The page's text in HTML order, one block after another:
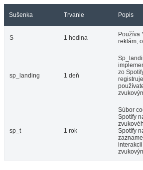
Sušenka Trvanie Popis
S 1 hodina
Používa
reklám,
sp_landing 1 deň
zo
sp_t 1 rok
Súbor
Spotify
Spotify